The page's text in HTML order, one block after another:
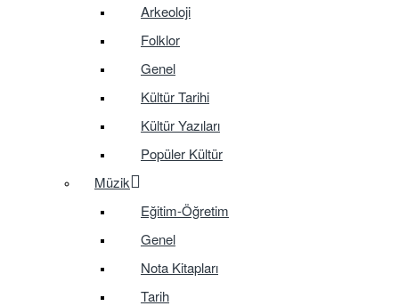
Arkeoloji
Folklor
Genel
Kültür Tarihi
Kültür Yazıları
Popüler Kültür
Müzik
Eğitim-Öğretim
Genel
Nota Kitapları
Tarih